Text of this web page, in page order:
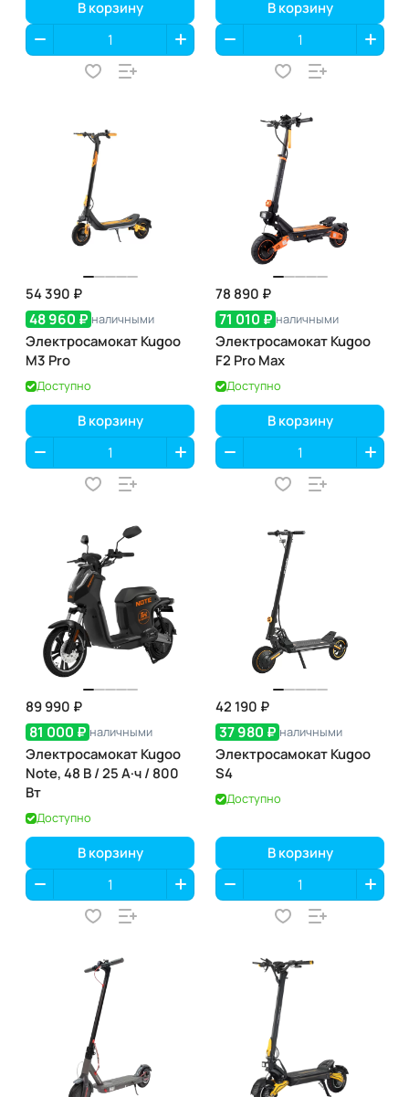
В корзину В корзину
54 390 ₽
48 960 ₽ наличными
Электросамокат Kugoo
M3 Pro
Доступно
В корзину
78 890 ₽
71 010 ₽ наличными
Электросамокат Kugoo
F2 Pro Max
Доступно
В корзину
89 990 ₽
81 000 ₽ наличными
Электросамокат Kugoo
Note, 48 В / 25 А·ч / 800
Вт
Доступно
В корзину
42 190 ₽
37 980 ₽ наличными
Электросамокат Kugoo
S4
Доступно
В корзину